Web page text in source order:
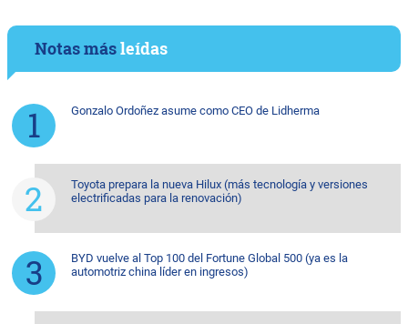
Notas másleídas
Gonzalo Ordoñez asume como CEO de Lidherma
Toyota prepara la nueva Hilux (más tecnología y versiones
electrificadas para la renovación)
BYD vuelve al Top 100 del Fortune Global 500 (ya es la
automotriz china líder en ingresos)